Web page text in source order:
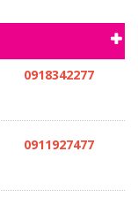
0918342277
0911927477